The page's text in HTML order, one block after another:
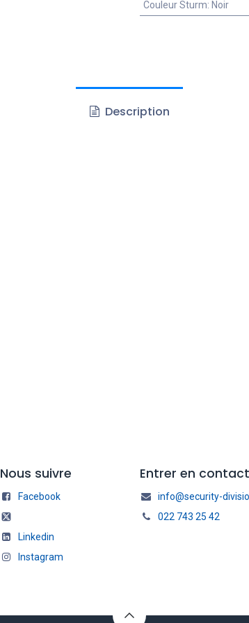
Couleur Sturm: Noir
Description
Nous suivre
Facebook
Linkedin
Instagram
Entrer en contact
info@security-
022 743 25 42